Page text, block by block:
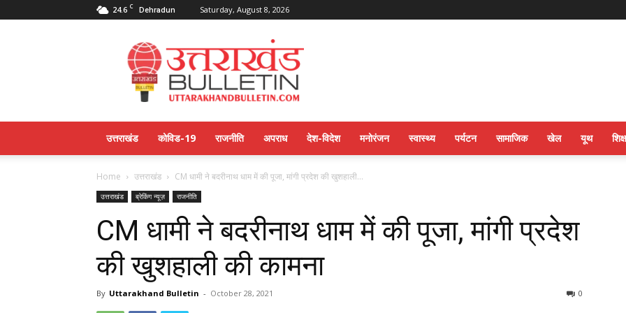
24.6 C Dehradun Saturday, August 8, 2026
Uttarakahnd
Bulletin
उत्तराखंड कोविड-19 राजनीति अपराध देश-विदेश मनोरंजन स्वास्थ्य पर्यटन सामाजिक खेल यूथ
Home उत्तराखंड CM धामी ने बदरीनाथ धाम में की पूजा, मांगी प्रदेश की खुशहाली...
उत्तराखंड ब्रेकिंग न्यूज़ राजनीति
CM धामी ने बदरीनाथ धाम में की पूजा, मांगी प्रदेश
की खुशहाली की कामना
By Uttarakhand Bulletin - October 28, 2021 0